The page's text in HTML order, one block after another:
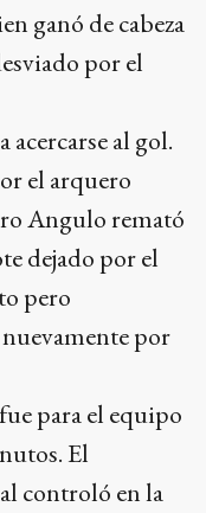
ganó de cabeza
por el
al gol.
el arquero
Angulo remató
dejado por el
pero
por
para el equipo
El
controló en la